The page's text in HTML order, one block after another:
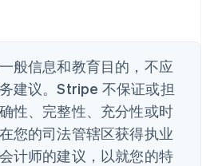
般信息和教育目的，不应
建议。Stripe 不保证或担
性、完整性、充分性或时
您的司法管辖区获得执业
计师的建议，以就您的特